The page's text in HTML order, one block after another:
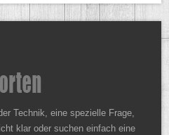
Technik, eine spezielle Frage,
klar oder suchen einfach eine